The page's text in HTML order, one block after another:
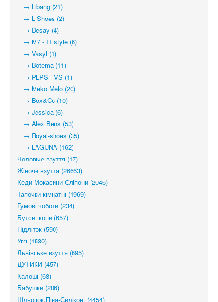
→ Libang (21)
→ L.Shoes (2)
→ Desay (4)
→ M7 - IT style (6)
→ Vasyl (1)
→ Botema (11)
→ PLPS - VS (1)
→ Meko Melo (20)
→ Box&Co (10)
→ Jessica (6)
→ Alex Bens (53)
→ Royal-shoes (35)
→ LAGUNA (162)
Чоловіче взуття (17)
Жіноче взуття (26663)
Кеди-Мокасини-Сліпони (2046)
Тапочки кімнатні (1969)
Гумові чоботи (234)
Бутси, копи (657)
Підліток (590)
Уггі (1530)
Львівське взуття (695)
ДУТИКИ (457)
Калоші (68)
Бабушки (206)
Шльопок.Піна-Силікон. (4454)